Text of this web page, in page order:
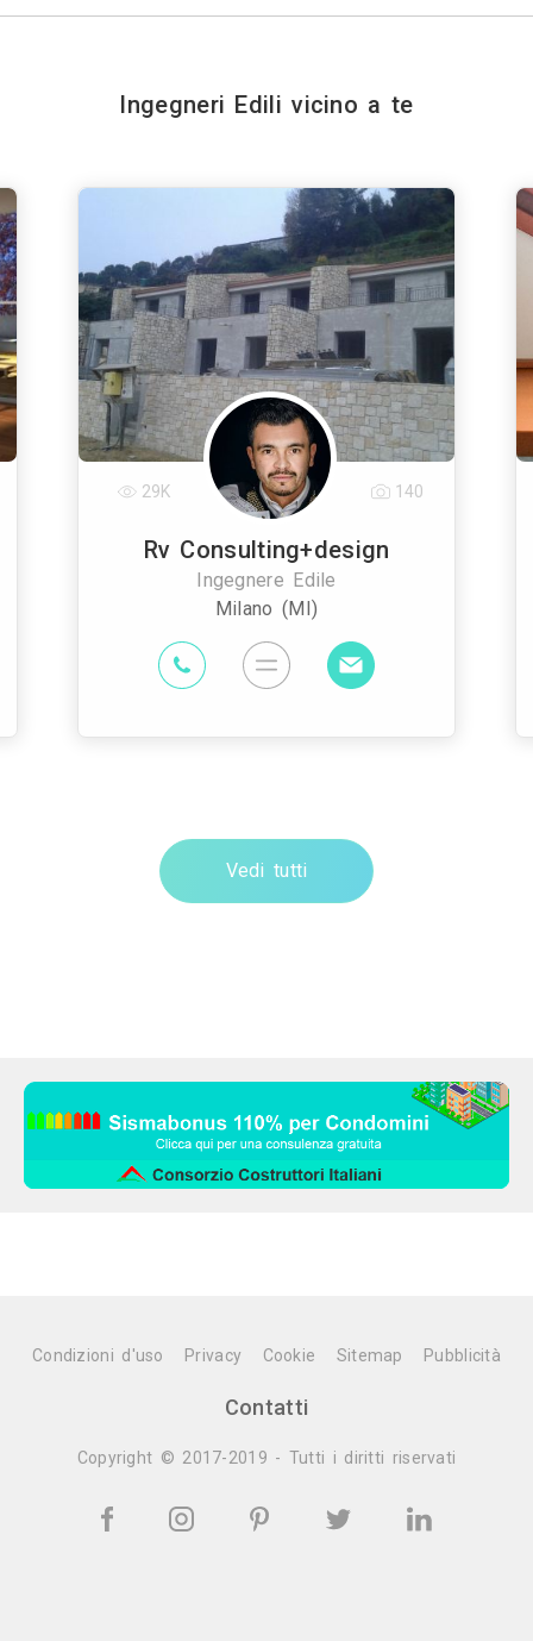
Ingegneri Edili vicino a te
Rv Consulting+design
Ingegnere Edile
Milano (MI)
29K 140
Vedi tutti
Condizioni d'uso Privacy Cookie Sitemap Pubblicità
Contatti
Copyright © 2017-2019 - Tutti i diritti riservati